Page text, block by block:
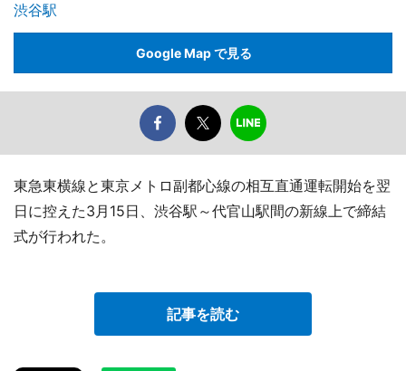
渋谷駅
Google Map で見る
東急東横線と東京メトロ副都心線の相互直通運転開始を翌
日に控えた3月15日、渋谷駅～代官山駅間の新線上で締結
式が行われた。
記事を読む